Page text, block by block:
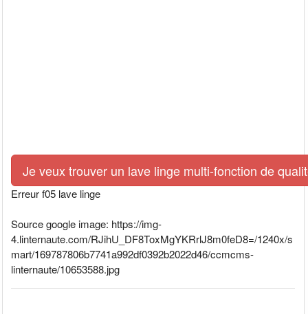
Je veux trouver un lave linge multi-fonction de
Erreur f05 lave linge
Source google image: https://img-
4.linternaute.com/RJihU_DF8ToxMgYKRrlJ8m0feD8=/1240x/s
mart/169787806b7741a992df0392b2022d46/ccmcms-
linternaute/10653588.jpg